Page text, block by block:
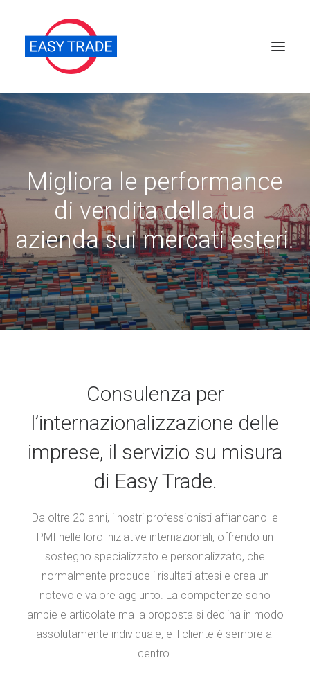
Perché sceglierci
Chi siamo
Servizi
News
Pubblicazioni
Contatti
Ricerca
Migliora le performance
di vendita della tua
azienda sui mercati esteri.
Consulenza per
l’internazionalizzazione delle
imprese, il servizio su misura
di Easy Trade.
Da oltre 20 anni, i nostri professionisti affiancano le
PMI nelle loro iniziative internazionali, offrendo un
sostegno specializzato e personalizzato, che
normalmente produce i risultati attesi e crea un
notevole valore aggiunto. La competenze sono
ampie e articolate ma la proposta si declina in modo
assolutamente individuale, e il cliente è sempre al
centro.